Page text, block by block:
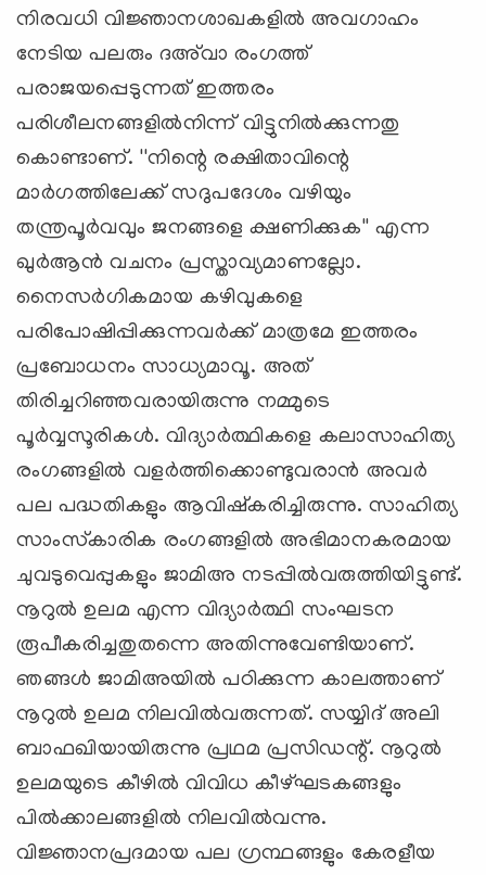
നിരവധി വിജ്ഞാനശാഖകളില്‍ അവഗാഹം
നേടിയ പലരും ദഅ്‌വാ രംഗത്ത്
പരാജയപ്പെടുന്നത് ഇത്തരം
പരിശീലനങ്ങളില്‍നിന്ന് വിട്ടുനില്‍ക്കുന്നതു
കൊണ്ടാണ്. ''നിന്റെ രക്ഷിതാവിന്റെ
മാര്‍ഗത്തിലേക്ക് സദുപദേശം വഴിയും
തന്ത്രപൂര്‍വവും ജനങ്ങളെ ക്ഷണിക്കുക'' എന്ന
ഖുര്‍ആന്‍ വചനം പ്രസ്താവ്യമാണല്ലോ.
നൈസര്‍ഗികമായ കഴിവുകളെ
പരിപോഷിപ്പിക്കുന്നവര്‍ക്ക് മാത്രമേ ഇത്തരം
പ്രബോധനം സാധ്യമാവൂ. അത്
തിരിച്ചറിഞ്ഞവരായിരുന്നു നമ്മുടെ
പൂര്‍വ്വസൂരികള്‍. വിദ്യാര്‍ത്ഥികളെ കലാസാഹിത്യ
രംഗങ്ങളില്‍ വളര്‍ത്തിക്കൊണ്ടുവരാന്‍ അവര്‍
പല പദ്ധതികളും ആവിഷ്‌കരിച്ചിരുന്നു. സാഹിത്യ
സാംസ്‌കാരിക രംഗങ്ങളില്‍ അഭിമാനകരമായ
ചുവടുവെപ്പുകളും ജാമിഅ നടപ്പില്‍വരുത്തിയിട്ടുണ്ട്.
നൂറുല്‍ ഉലമ എന്ന വിദ്യാര്‍ത്ഥി സംഘടന
രൂപീകരിച്ചതുതന്നെ അതിന്നുവേണ്ടിയാണ്.
ഞങ്ങള്‍ ജാമിഅയില്‍ പഠിക്കുന്ന കാലത്താണ്
നൂറുല്‍ ഉലമ നിലവില്‍വരുന്നത്. സയ്യിദ് അലി
ബാഫഖിയായിരുന്നു പ്രഥമ പ്രസിഡന്റ്. നൂറുല്‍
ഉലമയുടെ കീഴില്‍ വിവിധ കീഴ്ഘടകങ്ങളും
പില്‍ക്കാലങ്ങളില്‍ നിലവില്‍വന്നു.
വിജ്ഞാനപ്രദമായ പല ഗ്രന്ഥങ്ങളും കേരളീയ